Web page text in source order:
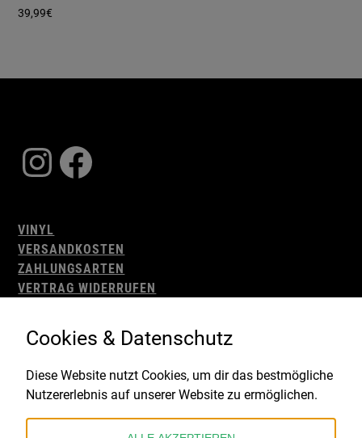
39,99€
Instagram
Facebook
VINYL
VERSANDKOSTEN
ZAHLUNGSARTEN
VERTRAG WIDERRUFEN
WIDERRUFSBELEHRUNG
IMPRESSUM
Gefördert durch:
Cookies & Datenschutz
Diese Website nutzt Cookies, um dir das bestmögliche
Nutzererlebnis auf unserer Website zu ermöglichen.